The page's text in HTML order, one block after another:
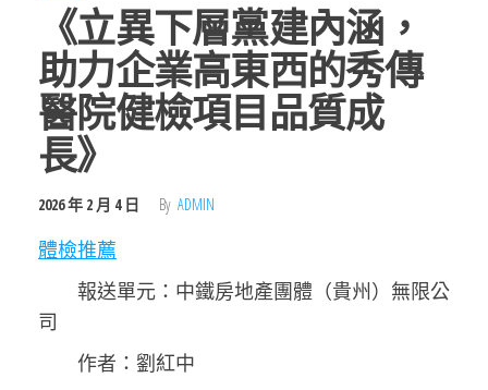
《立異下層黨建內涵，
助力企業高東西的秀傳
醫院健檢項目品質成
長》
2026 年 2 月 4 日 By ADMIN
體檢推薦
報送單元：中鐵房地產團體（貴州）無限公
司
作者：劉紅中